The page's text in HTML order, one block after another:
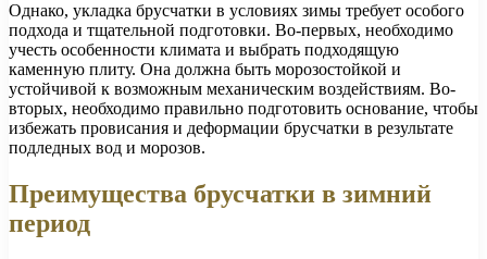
Однако, укладка брусчатки в условиях зимы требует особого
подхода и тщательной подготовки. Во-первых, необходимо
учесть особенности климата и выбрать подходящую
каменную плиту. Она должна быть морозостойкой и
устойчивой к возможным механическим воздействиям. Во-
вторых, необходимо правильно подготовить основание, чтобы
избежать провисания и деформации брусчатки в результате
подледных вод и морозов.
Преимущества брусчатки в зимний
период